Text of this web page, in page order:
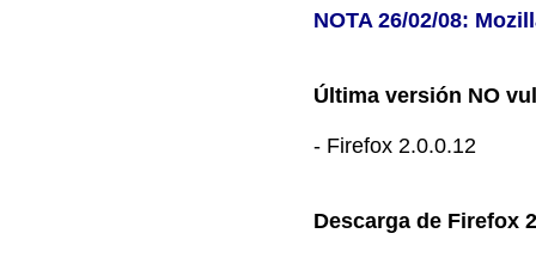
NOTA 26/02/08:
Última versión NO
- Firefox 2.0.0.12
Descarga de Firefox